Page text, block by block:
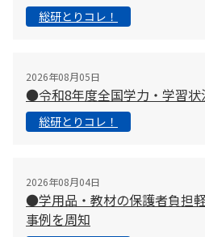
総研とりコレ！
2026年08月05日
●令和8年度全国学力・学習状
総研とりコレ！
2026年08月04日
●学用品・教材の保護者負担
事例を周知